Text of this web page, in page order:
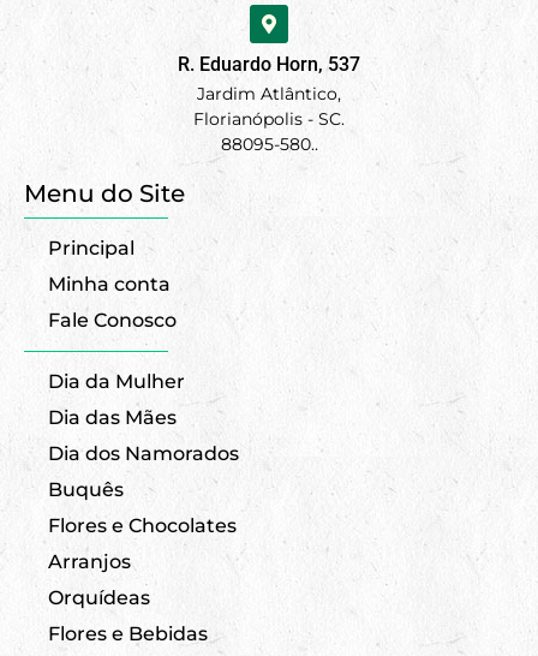
R. Eduardo Horn, 537
Jardim Atlântico,
Florianópolis - SC.
88095-580..
Menu do Site
Principal
Minha conta
Fale Conosco
Dia da Mulher
Dia das Mães
Dia dos Namorados
Buquês
Flores e Chocolates
Arranjos
Orquídeas
Flores e Bebidas